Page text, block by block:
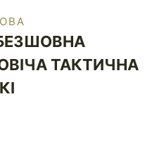
ТАКТИЧНА